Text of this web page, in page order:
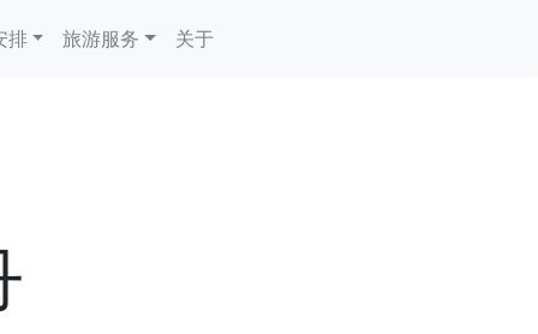
排 旅游服务 关于